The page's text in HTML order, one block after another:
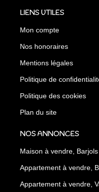
LIENS UTILES
Mon compte
Nos honoraires
Mentions légales
Politique de
Politique des cookies
Plan du site
NOS ANNONCES
Maison à vendre, Barjols
Appartement à vendre,
Appartement à vendre,